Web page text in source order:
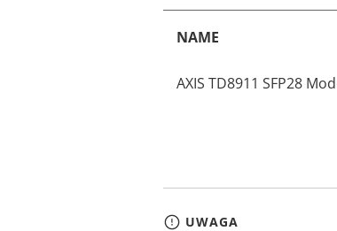
NAME
AXIS TD8911 SFP28
UWAGA